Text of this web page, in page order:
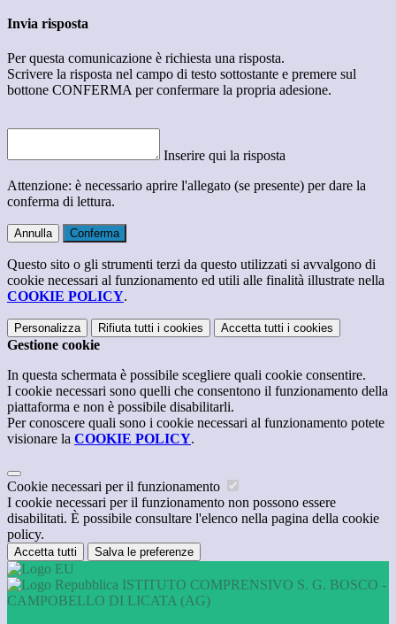
Invia risposta
Per questa comunicazione è richiesta una risposta.
Scrivere la risposta nel campo di testo sottostante e premere sul
bottone CONFERMA per confermare la propria adesione.
Inserire qui la risposta
Attenzione: è necessario aprire l'allegato (se presente) per dare la
conferma di lettura.
Annulla Conferma
Questo sito o gli strumenti terzi da questo utilizzati si avvalgono di
cookie necessari al funzionamento ed utili alle finalità illustrate nella
COOKIE POLICY.
Personalizza Rifiuta tutti i cookies Accetta tutti i cookies
Gestione cookie
In questa schermata è possibile scegliere quali cookie consentire.
I cookie necessari sono quelli che consentono il funzionamento della
piattaforma e non è possibile disabilitarli.
Per conoscere quali sono i cookie necessari al funzionamento potete
visionare la COOKIE POLICY.
Cookie necessari per il funzionamento
I cookie necessari per il funzionamento non possono essere
disabilitati. È possibile consultare l'elenco nella pagina della cookie
policy.
Accetta tutti Salva le preferenze
ISTITUTO COMPRENSIVO S. G. BOSCO -
CAMPOBELLO DI LICATA (AG)